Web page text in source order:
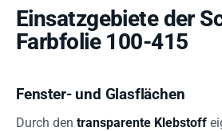
Einsatzgebiete der
Farbfolie 100-415
Fenster- und Glasflächen
Durch den transparente Klebstoff